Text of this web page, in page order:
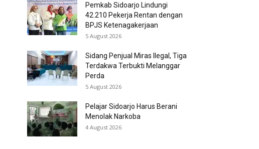
Pemkab Sidoarjo Lindungi
42.210 Pekerja Rentan dengan
BPJS Ketenagakerjaan
5 August 2026
Sidang Penjual Miras Ilegal, Tiga
Terdakwa Terbukti Melanggar
Perda
5 August 2026
Pelajar Sidoarjo Harus Berani
Menolak Narkoba
4 August 2026